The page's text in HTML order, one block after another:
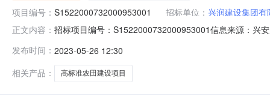
项目编号： S1522000732000953001 招标单位： 兴润建设集团有
正文内容： 招标项目编号：S1522000732000953001信息来源：兴
质量要求:;保证金金额:0.00元,投标文件递交时间:未上传
发布时间： 2023-05-26 12:30
相关产品：
高标准农田建设项目